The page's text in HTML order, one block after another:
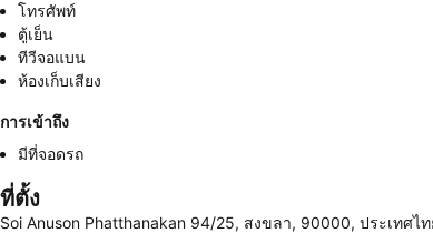
โทรศัพท์
ตู้เย็น
ทีวีจอแบน
ห้องเก็บเสียง
การเข้าถึง
มีที่จอดรถ
ที่ตั้ง
Soi Anuson Phatthanakan 94/25, สงขลา, 90000, ประเทศไท